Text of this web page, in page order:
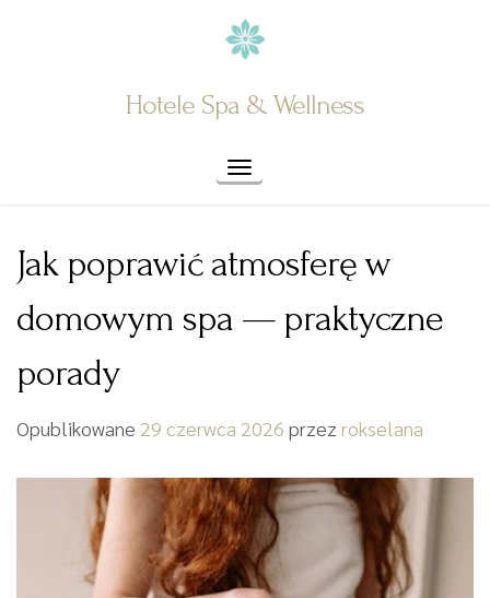
Hotele Spa & Wellness
Toggle navigation
Jak poprawić atmosferę w
domowym spa — praktyczne
porady
Opublikowane 29 czerwca 2026 przez rokselana